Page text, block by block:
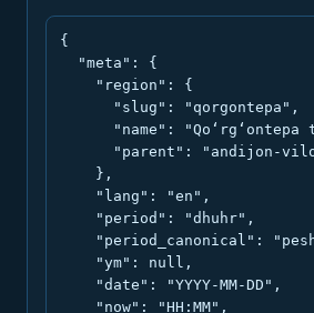
{
  "meta": {
    "region": {
      "slug": "qorgontepa",
"name": "Qo‘rg‘ontepa
"parent": "andijon-
    },
    "lang": "en",
    "period": "dhuhr",
"period_canonical":
    "ym": null,
    "date": "YYYY-MM-DD",
    "now": "HH:MM",